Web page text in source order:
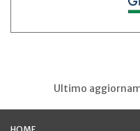
Ultimo